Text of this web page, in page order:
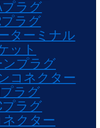
プラグ
プラグ
ターミナル
ット
ンプラグ
コネクター
ラグ
プラグ
クター